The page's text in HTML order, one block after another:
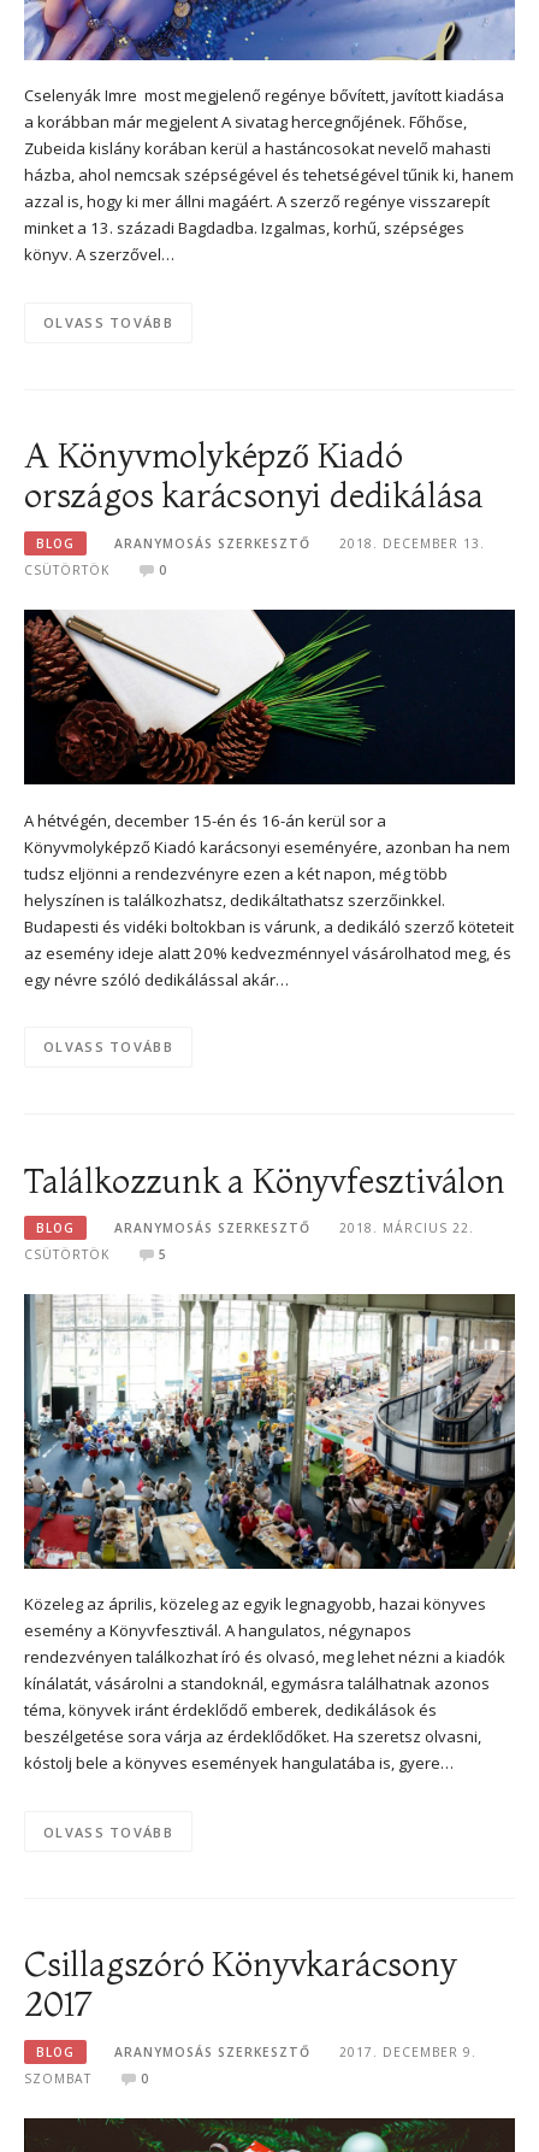
Cselenyák Imre most megjelenő regénye bővített, javított kiadása
a korábban már megjelent A sivatag hercegnőjének. Főhőse,
Zubeida kislány korában kerül a hastáncosokat nevelő mahasti
házba, ahol nemcsak szépségével és tehetségével tűnik ki, hanem
azzal is, hogy ki mer állni magáért. A szerző regénye visszarepít
minket a 13. századi Bagdadba. Izgalmas, korhű, szépséges
könyv. A szerzővel…
OLVASS TOVÁBB
A Könyvmolyképző Kiadó
országos karácsonyi dedikálása
BLOG ARANYMOSÁS SZERKESZTŐ
2018. DECEMBER 13.
CSÜTÖRTÖK
0
A hétvégén, december 15-én és 16-án kerül sor a
Könyvmolyképző Kiadó karácsonyi eseményére, azonban ha nem
tudsz eljönni a rendezvényre ezen a két napon, még több
helyszínen is találkozhatsz, dedikáltathatsz szerzőinkkel.
Budapesti és vidéki boltokban is várunk, a dedikáló szerző köteteit
az esemény ideje alatt 20% kedvezménnyel vásárolhatod meg, és
egy névre szóló dedikálással akár…
OLVASS TOVÁBB
Találkozzunk a Könyvfesztiválon
BLOG ARANYMOSÁS SZERKESZTŐ
2018. MÁRCIUS 22.
CSÜTÖRTÖK
5
Közeleg az április, közeleg az egyik legnagyobb, hazai könyves
esemény a Könyvfesztivál. A hangulatos, négynapos
rendezvényen találkozhat író és olvasó, meg lehet nézni a kiadók
kínálatát, vásárolni a standoknál, egymásra találhatnak azonos
téma, könyvek iránt érdeklődő emberek, dedikálások és
beszélgetése sora várja az érdeklődőket. Ha szeretsz olvasni,
kóstolj bele a könyves események hangulatába is, gyere…
OLVASS TOVÁBB
Csillagszóró Könyvkarácsony
2017
BLOG ARANYMOSÁS SZERKESZTŐ
2017. DECEMBER 9.
SZOMBAT
0